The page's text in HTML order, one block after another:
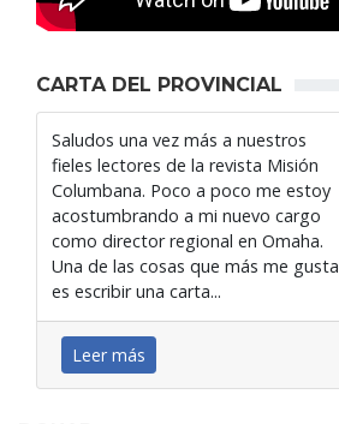
CARTA DEL PROVINCIAL
Saludos una vez más a nuestros
fieles lectores de la revista Misión
Columbana. Poco a poco me estoy
acostumbrando a mi nuevo cargo
como director regional en Omaha.
Una de las cosas que más me gusta
es escribir una carta...
Leer más